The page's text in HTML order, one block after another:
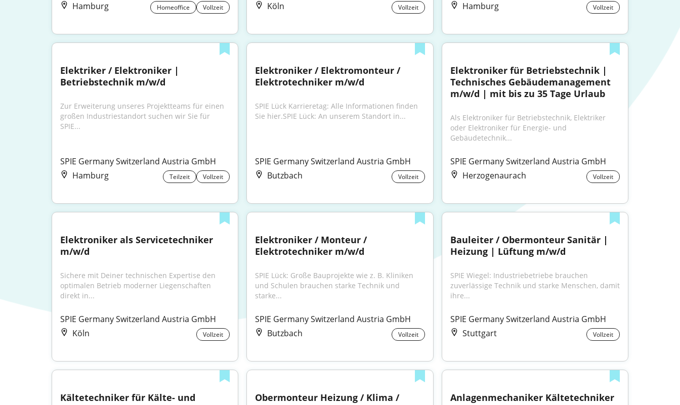
Hamburg
Homeoffice Vollzeit
Köln
Vollzeit
Hamburg
Vollzeit
Elektriker / Elektroniker |
Betriebstechnik m/w/d
Zur Erweiterung unseres Projektteams für einen
großen Industriestandort suchen wir Sie für
SPIE...
SPIE Germany Switzerland Austria GmbH
Hamburg
Teilzeit Vollzeit
Elektroniker / Elektromonteur /
Elektrotechniker m/w/d
SPIE Lück Karrieretag: Alle Informationen finden
Sie hier.SPIE Lück: An unserem Standort in...
SPIE Germany Switzerland Austria GmbH
Butzbach
Vollzeit
Elektroniker für Betriebstechnik |
Technisches Gebäudemanagement
m/w/d | mit bis zu 35 Tage Urlaub
Als Elektroniker für Betriebstechnik, Elektriker
oder Elektroniker für Energie- und
Gebäudetechnik...
SPIE Germany Switzerland Austria GmbH
Herzogenaurach
Vollzeit
Elektroniker als Servicetechniker
m/w/d
Sichere mit Deiner technischen Expertise den
optimalen Betrieb moderner Liegenschaften
direkt in...
SPIE Germany Switzerland Austria GmbH
Köln
Vollzeit
Elektroniker / Monteur /
Elektrotechniker m/w/d
SPIE Lück: Große Bauprojekte wie z. B. Kliniken
und Schulen brauchen starke Technik und
starke...
SPIE Germany Switzerland Austria GmbH
Butzbach
Vollzeit
Bauleiter / Obermonteur Sanitär |
Heizung | Lüftung m/w/d
SPIE Wiegel: Industriebetriebe brauchen
zuverlässige Technik und starke Menschen, damit
ihre...
SPIE Germany Switzerland Austria GmbH
Stuttgart
Vollzeit
Kältetechniker für Kälte- und
Obermonteur Heizung / Klima /
Anlagenmechaniker Kältetechniker